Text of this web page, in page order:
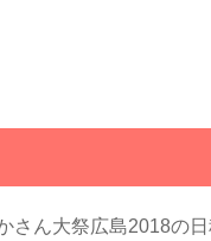
さん大祭広島2018の日